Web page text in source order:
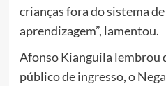
crianças fora do sistema
aprendizagem”, lamentou.
Afonso Kianguila lembrou
público de ingresso, o